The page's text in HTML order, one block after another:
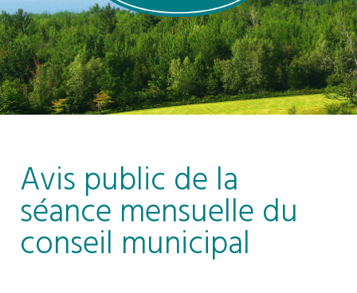
Avis public de la
séance mensuelle du
conseil municipal